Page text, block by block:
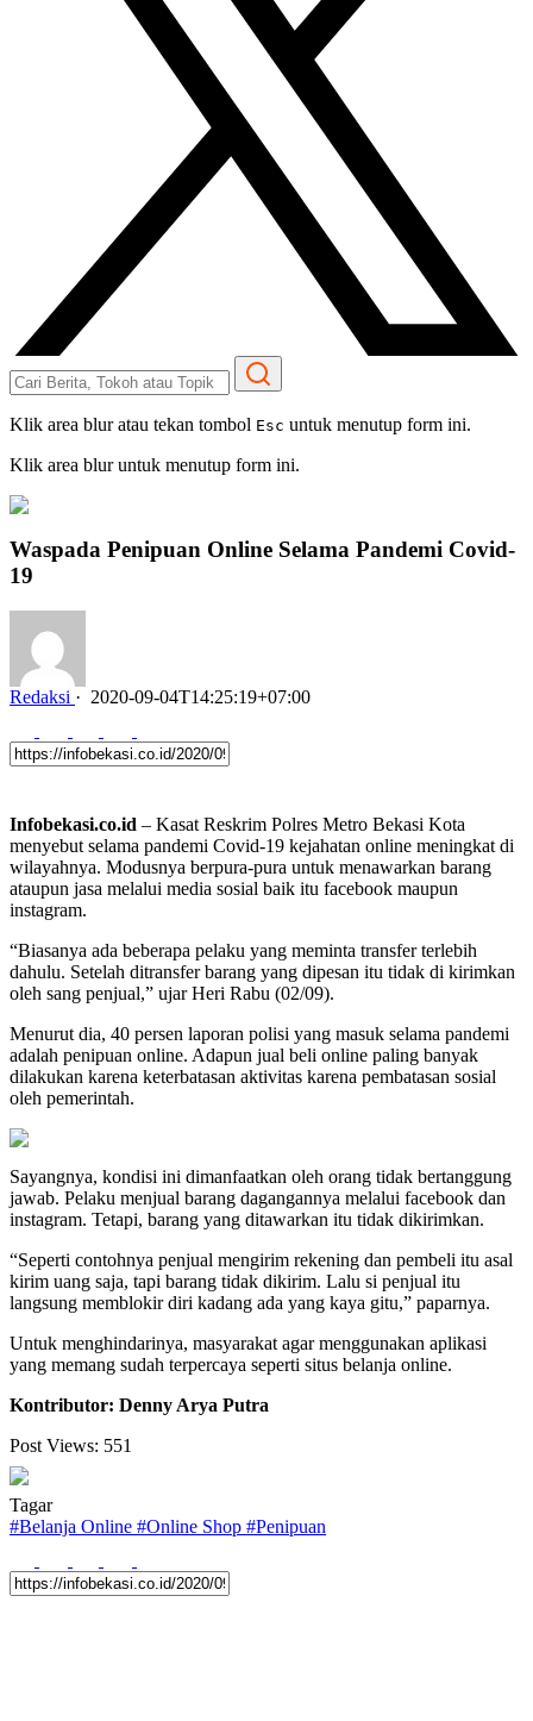
Klik area blur atau tekan tombol Esc untuk menutup form ini.
Klik area blur untuk menutup form ini.
Waspada Penipuan Online Selama Pandemi Covid-
19
Redaksi · 2020-09-04T14:25:19+07:00
Infobekasi.co.id – Kasat Reskrim Polres Metro Bekasi Kota
menyebut selama pandemi Covid-19 kejahatan online meningkat di
wilayahnya. Modusnya berpura-pura untuk menawarkan barang
ataupun jasa melalui media sosial baik itu facebook maupun
instagram.
“Biasanya ada beberapa pelaku yang meminta transfer terlebih
dahulu. Setelah ditransfer barang yang dipesan itu tidak di kirimkan
oleh sang penjual,” ujar Heri Rabu (02/09).
Menurut dia, 40 persen laporan polisi yang masuk selama pandemi
adalah penipuan online. Adapun jual beli online paling banyak
dilakukan karena keterbatasan aktivitas karena pembatasan sosial
oleh pemerintah.
Sayangnya, kondisi ini dimanfaatkan oleh orang tidak bertanggung
jawab. Pelaku menjual barang dagangannya melalui facebook dan
instagram. Tetapi, barang yang ditawarkan itu tidak dikirimkan.
“Seperti contohnya penjual mengirim rekening dan pembeli itu asal
kirim uang saja, tapi barang tidak dikirim. Lalu si penjual itu
langsung memblokir diri kadang ada yang kaya gitu,” paparnya.
Untuk menghindarinya, masyarakat agar menggunakan aplikasi
yang memang sudah terpercaya seperti situs belanja online.
Kontributor: Denny Arya Putra
Post Views: 551
Tagar
#Belanja Online #Online Shop #Penipuan